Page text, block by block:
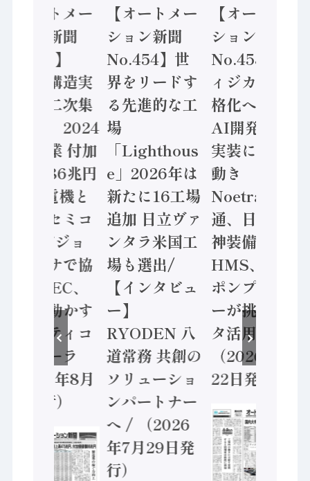
【オートメー
ション新聞
No.455】
「経済構造実
態調査二次集
計結果」2024
年製造業 付加
価値額86兆円
/ 三菱電機と
ソニーセミコ
ン AIビジョ
ンセンサで協
業 / IDEC、
安全に動かす
セーフティコ
ントローラ
（2026年8月
5日発行）
【オートメー
ション新聞
No.454】世
界をリードす
る先進的な工
場
「Lighthous
e」2026年は
新たに16工場
追加 日立ヴァ
ンタラ米国工
場も選出/
【インタビュ
ー】
RYODEN 八
道常務 共創の
ソリューショ
ンパートナー
へ / （2026
年7月29日発
行）
【オートメー
ション新聞
No.453】フ
ィジカルAI本
格化へ 国産
AI開発や社会
実装に活発な
動き
Noetra、富士
通、日立 / 兵
神装備 ×
HMS、老舗
ポンプメーカ
ーが挑むデー
タ活用 など
（2026年7月
22日発行）